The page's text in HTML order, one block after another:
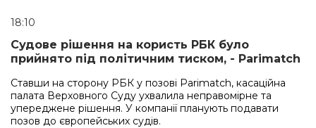
18:10
Судове рішення на користь РБК було
прийнято під політичним тиском, - Parimatch
Ставши на сторону РБК у позові Parimatch, касаційна
палата Верховного Суду ухвалила неправомірне та
упереджене рішення. У компанії планують подавати
позов до європейських судів.